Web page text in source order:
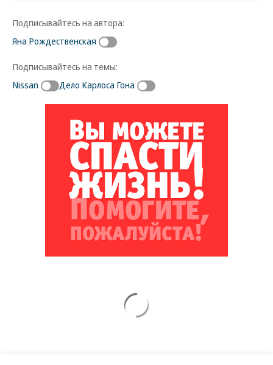
Подписывайтесь на автора:
Яна Рождественская
Подписывайтесь на темы:
Nissan
Дело Карлоса Гона